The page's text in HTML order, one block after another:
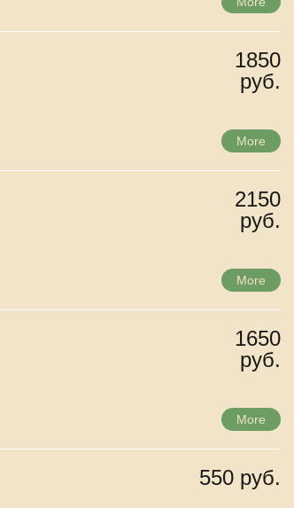
1850
руб.
More
2150
руб.
More
1650
руб.
More
550 руб.